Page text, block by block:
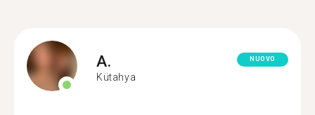
A.
Kütahya
NUOVO